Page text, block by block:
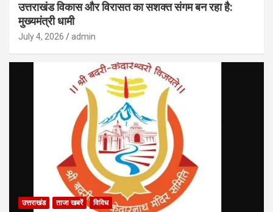
उत्तराखंड विकास और विरासत का सशक्त संगम बन रहा है:
मुख्यमंत्री धामी
July 4, 2026 admin
उत्तराखंड ताजा खबरें विविध